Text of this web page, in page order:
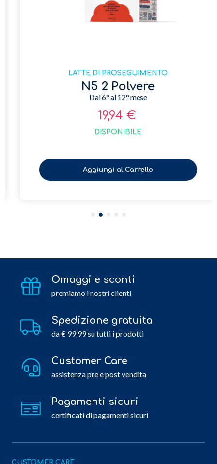
LATTE DI PROSEGUIMENTO
N5 2 Polvere
Dal 6° al 12° mese
19,94 €
DISPONIBILE
Aggiungi al Carrello
Omaggi e sconti
premiamo i nostri clienti
Spedizione gratuita
da € 99,99 su tutti i prodotti
Customer Care
assistenza pre e post vendita
Pagamenti sicuri
certificati di pagamenti sicuri
CUSTOMER CARE